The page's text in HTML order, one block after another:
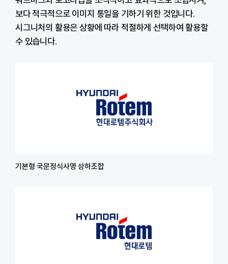
보다 적극적으로 이미지 통일을 기하기 위한 것입니다.
시그니처의 활용은 상황에 따라 적절하게 선택하여 활용할
수 있습니다.
기본형 국문정식사명 상하조합